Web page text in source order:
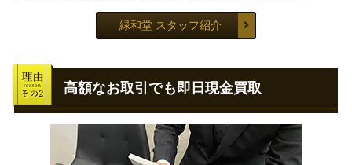
緑和堂 スタッフ紹介
高額なお取引でも即日現金買取